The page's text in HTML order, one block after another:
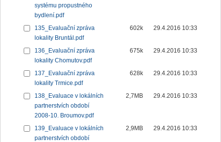
systému propustného
bydlení.pdf
135_Evaluační zpráva
lokality Bruntál.pdf
602k 29.4.2016 10:33
136_Evaluační zpráva
lokality Chomutov.pdf
675k 29.4.2016 10:33
137_Evaluační zpráva
lokality Trmice.pdf
628k 29.4.2016 10:33
138_Evaluace v lokálních
partnerstvích období
2008-10. Broumov.pdf
2,7MB 29.4.2016 10:33
139_Evaluace v lokálních
partnerstvích období
2,9MB 29.4.2016 10:33